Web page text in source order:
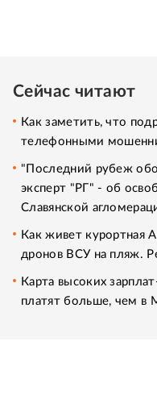
Сейчас читают
Как заметить, что
телефонными
"Последний рубеж
эксперт "РГ" - об
Славянской
Как живет курортная
дронов ВСУ на пляж.
Карта высоких
платят больше, чем в